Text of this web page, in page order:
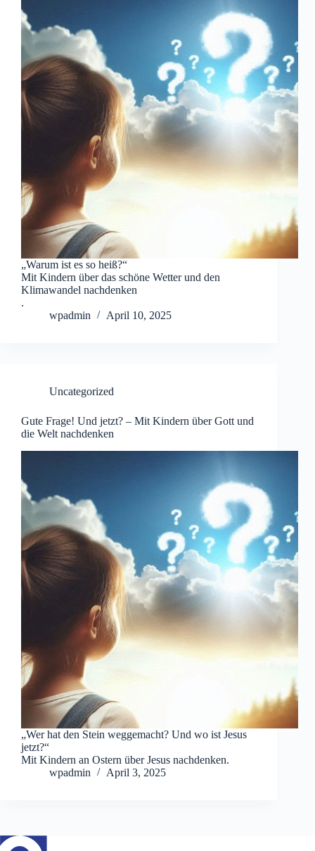
„Warum ist es so heiß?“
Mit Kindern über das schöne Wetter und den
Klimawandel nachdenken
.
wpadmin
April 10, 2025
Uncategorized
Gute Frage! Und jetzt? – Mit Kindern über Gott und
die Welt nachdenken
„Wer hat den Stein weggemacht? Und wo ist Jesus
jetzt?“
Mit Kindern an Ostern über Jesus nachdenken.
wpadmin
April 3, 2025